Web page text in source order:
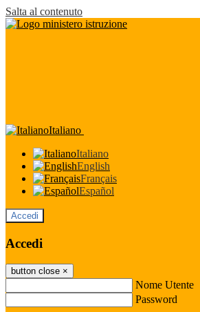
Salta al contenuto
Italiano
Italiano
English
Français
Español
Accedi
Accedi
button close ×
Nome Utente
Password